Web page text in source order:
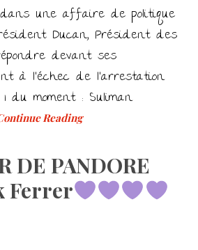
dans une affaire de politique
Ducan, Président des
devant ses
à l’échec de l’arrestation
du moment : Suliman
Reading
DE PANDORE
Ferrer